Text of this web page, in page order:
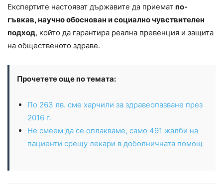
Експертите настояват държавите да приемат по-
гъвкав, научно обоснован и социално чувствителен
подход, който да гарантира реална превенция и защита
на общественото здраве.
Прочетете още по темата:
По 263 лв. сме харчили за здравеопазване през
2016 г.
Не смеем да се оплакваме, само 491 жалби на
пациенти срещу лекари в доболничната помощ